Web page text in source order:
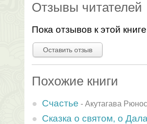
Отзывы читателей
Пока отзывов к этой
Оставить отзыв
Похожие книги
Счастье - Акутагава
Сказка о святом, о